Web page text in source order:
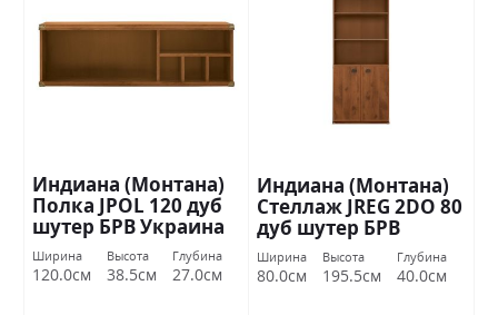
Индиана (Монтана)
Полка JPOL 120 дуб
шутер БРВ Украина
Ширина
120.0см
Высота
38.5см
Глубина
27.0см
Индиана (Монтана)
Стеллаж JREG 2DO 80
дуб шутер БРВ
Украина
Ширина
80.0см
Высота
195.5см
Глубина
40.0см